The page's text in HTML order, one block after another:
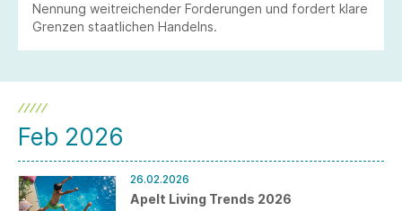
Nennung weitreichender Forderungen und fordert klare
Grenzen staatlichen Handelns.
Feb 2026
26.02.2026
Apelt Living Trends 2026